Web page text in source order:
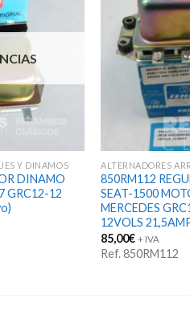
Y DINAMOS
DINAMO
GRC12-12
ALTERNADORES
850RM112
SEAT-1500
MERCEDES
12VOLS
85,00€ + IVA
Ref. 850RM112